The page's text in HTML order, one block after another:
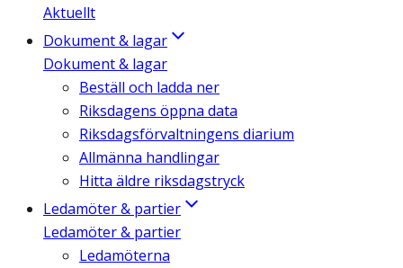
Aktuellt
Dokument & lagar
Dokument & lagar
Beställ och ladda ner
Riksdagens öppna data
Riksdagsförvaltningens diarium
Allmänna handlingar
Hitta äldre riksdagstryck
Ledamöter & partier
Ledamöter & partier
Ledamöterna